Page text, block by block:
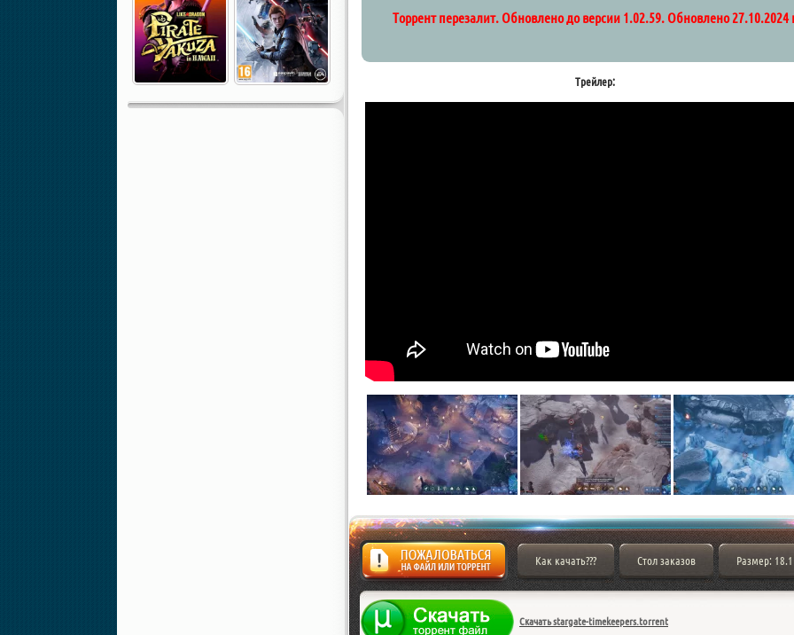
Торрент перезалит. Обновлено до версии 1.02.59. Обновлено 27.10.2024
Трейлер:
Жалоба
Как качать??? Стол заказов Размер:
Скачать stargate-timekeepers.torrent